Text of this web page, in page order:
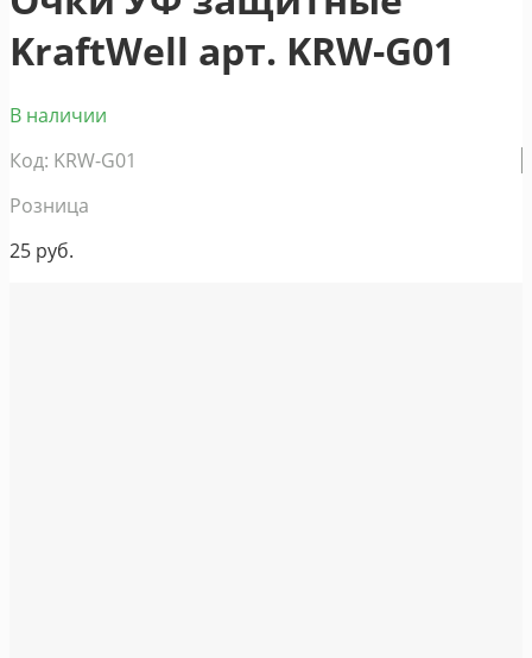
KraftWell арт. KRW-G01
В наличии
Код: KRW-G01
Розница
25 руб.